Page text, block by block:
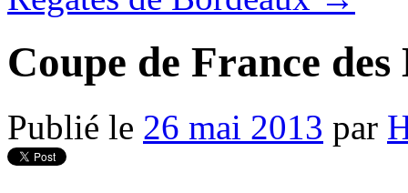
Coupe de France des
Publié le 26 mai 2013 par